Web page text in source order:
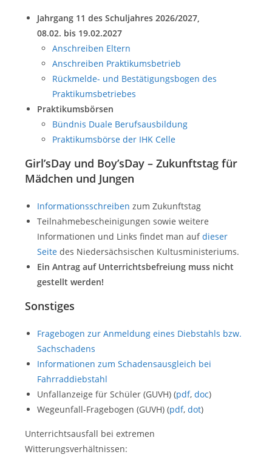
Jahrgang 11 des Schuljahres 2026/2027,
08.02. bis 19.02.2027
Anschreiben Eltern
Anschreiben Praktikumsbetrieb
Rückmelde- und Bestätigungsbogen des
Praktikumsbetriebes
Praktikumsbörsen
Bündnis Duale Berufsausbildung
Praktikumsbörse der IHK Celle
Girl’sDay und Boy’sDay – Zukunftstag für
Mädchen und Jungen
Informationsschreiben zum Zukunftstag
Teilnahmebescheinigungen sowie weitere
Informationen und Links findet man aufdieser
Seite des Niedersächsischen Kultusministeriums.
Ein Antrag auf Unterrichtsbefreiung muss nicht
gestellt werden!
Sonstiges
Fragebogen zur Anmeldung eines Diebstahls bzw.
Sachschadens
Informationen zum Schadensausgleich bei
Fahrraddiebstahl
Unfallanzeige für Schüler (GUVH) (pdf,doc)
Wegeunfall-Fragebogen (GUVH) (pdf,dot)
Unterrichtsausfall bei extremen
Witterungsverhältnissen: